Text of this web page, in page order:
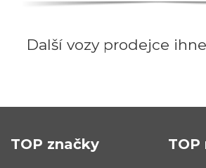
Další vozy prodejce
TOP značky